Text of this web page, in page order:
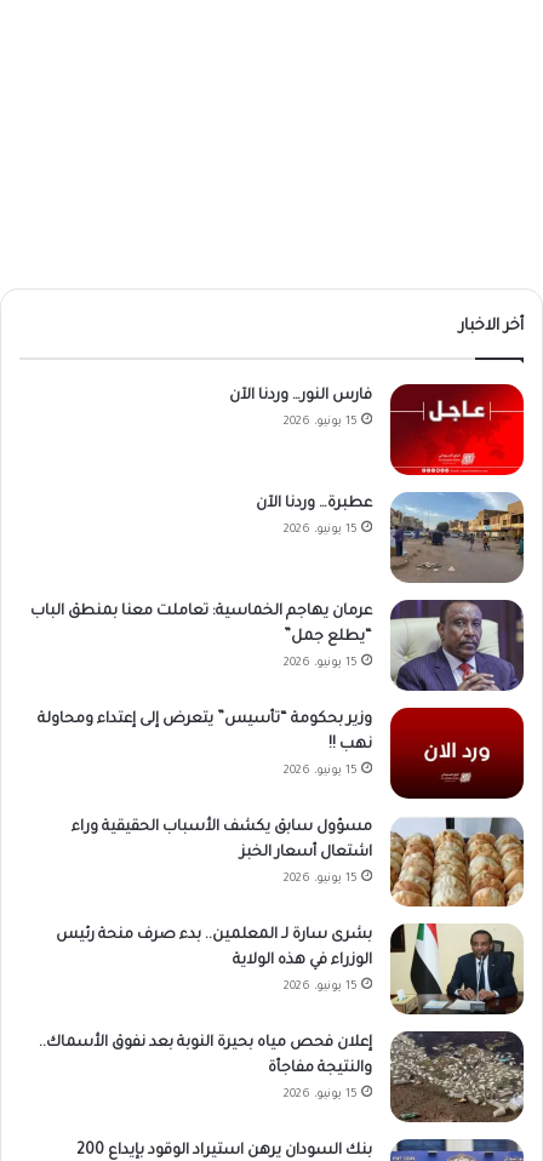
أخر الاخبار
فارس النور… وردنا الآن
15 يونيو، 2026
عطبرة… وردنا الآن
15 يونيو، 2026
عرمان يهاجم الخماسية: تعاملت معنا بمنطق الباب
“يطلع جمل”
15 يونيو، 2026
وزير بحكومة “تأسيس” يتعرض إلى إعتداء ومحاولة
نهب !!
15 يونيو، 2026
مسؤول سابق يكشف الأسباب الحقيقية وراء
اشتعال أسعار الخبز
15 يونيو، 2026
بشرى سارة لـ المعلمين.. بدء صرف منحة رئيس
الوزراء في هذه الولاية
15 يونيو، 2026
إعلان فحص مياه بحيرة النوبة بعد نفوق الأسماك..
والنتيجة مفاجأة
15 يونيو، 2026
بنك السودان يرهن استيراد الوقود بإيداع 200